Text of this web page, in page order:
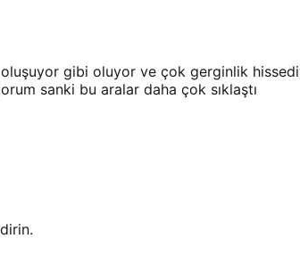
gibi oluyor ve çok gerginlik
sanki bu aralar daha çok sıklaştı